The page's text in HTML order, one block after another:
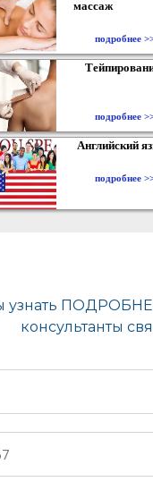
массаж
подробнее
подробнее
Английский
подробнее